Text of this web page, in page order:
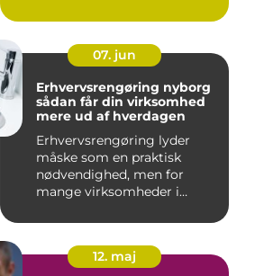
07. jun
Erhvervsrengøring nyborg
sådan får din virksomhed
mere ud af hverdagen
Erhvervsrengøring lyder
måske som en praktisk
nødvendighed, men for
mange virksomheder i
12. maj